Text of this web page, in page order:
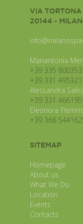
VIA TORTONA
20144 -
Mariantonia
+39 335
+39 331
Alessandra Salici
+39 331
Eleonora
+39 366
SITEMAP
Homepage
About us
What We Do
Location
Events
Contacts